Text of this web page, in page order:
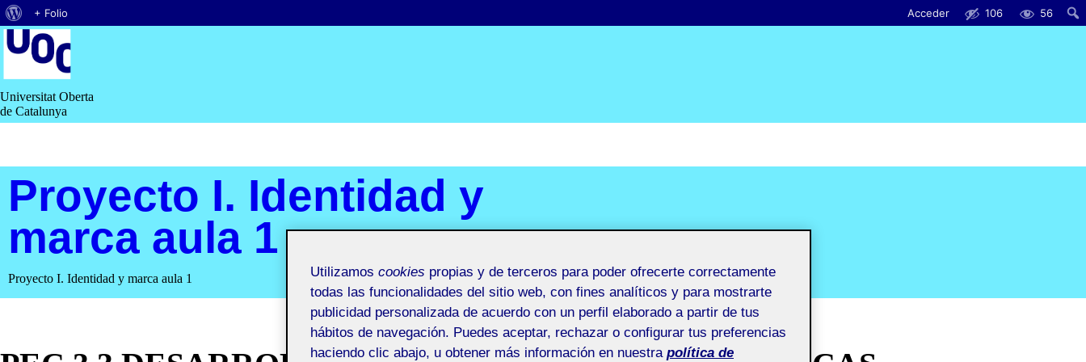
Saltar
al
contenido
Universitat Oberta
de Catalunya
Proyecto I. Identidad y
marca aula 1
Proyecto I. Identidad y marca aula 1
Acerca
de
WordPress
+ Folio Acceder 106 56
Utilizamos cookies propias y de terceros para poder ofrecerte correctamente
todas las funcionalidades del sitio web, con fines analíticos y para mostrarte
publicidad personalizada de acuerdo con un perfil elaborado a partir de tus
hábitos de navegación. Puedes aceptar, rechazar o configurar tus preferencias
haciendo clic abajo, u obtener más información en nuestra política de